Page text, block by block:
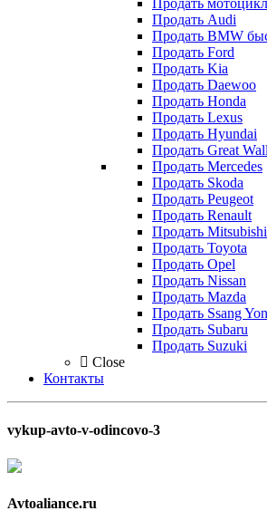
Продать
Продать Audi
Продать BMW
Продать Ford
Продать Kia
Продать Daewoo
Продать Honda
Продать Lexus
Продать Hyundai
Продать Great Wall
Продать Mercedes
Продать Skoda
Продать Peugeot
Продать Renault
Продать Mitsubishi
Продать Toyota
Продать Opel
Продать Nissan
Продать Mazda
Продать Ssang
Продать Subaru
Продать Suzuki
Close
Контакты
vykup-avto-v-odincovo-3
Avtoaliance.ru